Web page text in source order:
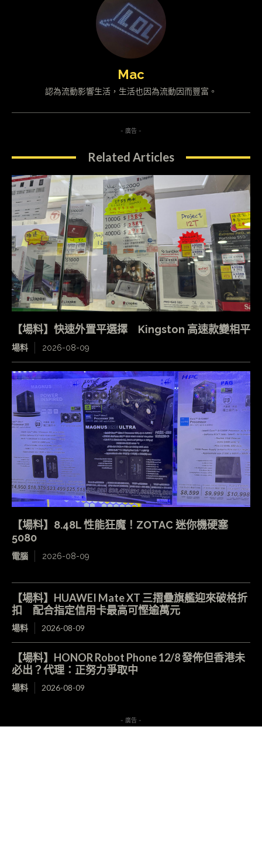
Mac
認為流動影響生活，生活也因為流動因而豐富。
- 廣告 -
Related Articles
【場料】快速外置平選擇 Kingston 高速款變相平
場料 2026-08-09
【場料】8.48L 性能狂魔！ZOTAC 迷你機硬塞
5080
電腦 2026-08-09
【場料】HUAWEI Mate XT 三摺疊旗艦迎來破格折
扣 配合指定信用卡最高可慳逾萬元
場料 2026-08-09
【場料】HONOR Robot Phone 12/8 發佈但香港未
必出？代理：正努力爭取中
場料 2026-08-09
- 廣告 -